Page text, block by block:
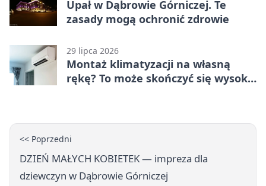
Upał w Dąbrowie Górniczej. Te
zasady mogą ochronić zdrowie
29 lipca 2026
Montaż klimatyzacji na własną
rękę? To może skończyć się wysoką
<< Poprzedni
DZIEŃ MAŁYCH KOBIETEK — impreza dla
dziewczyn w Dąbrowie Górniczej